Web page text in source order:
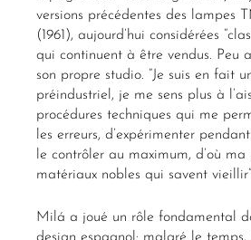
espagnol de “Travaux gênants”).
versions précédentes des lampes
(1961), aujourd’hui considérées
qui continuent à être vendus. Peu
son propre studio. “Je suis en fait
préindustriel, je me sens plus à
procédures techniques qui me
les erreurs, d’expérimenter
le contrôler au maximum, d’où ma
Milá a joué un rôle fondamental